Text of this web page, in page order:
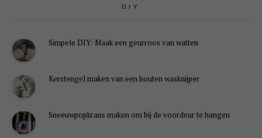
DIY
Simpele DIY: Maak een geurroos van watten
Kerstengel maken van een houten wasknijper
Sneeuwpopkrans maken om bij de voordeur te hangen